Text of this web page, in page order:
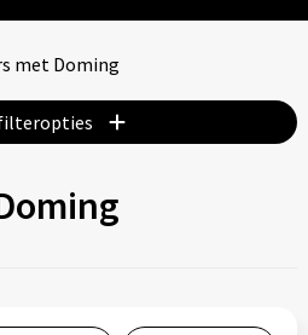
met Doming